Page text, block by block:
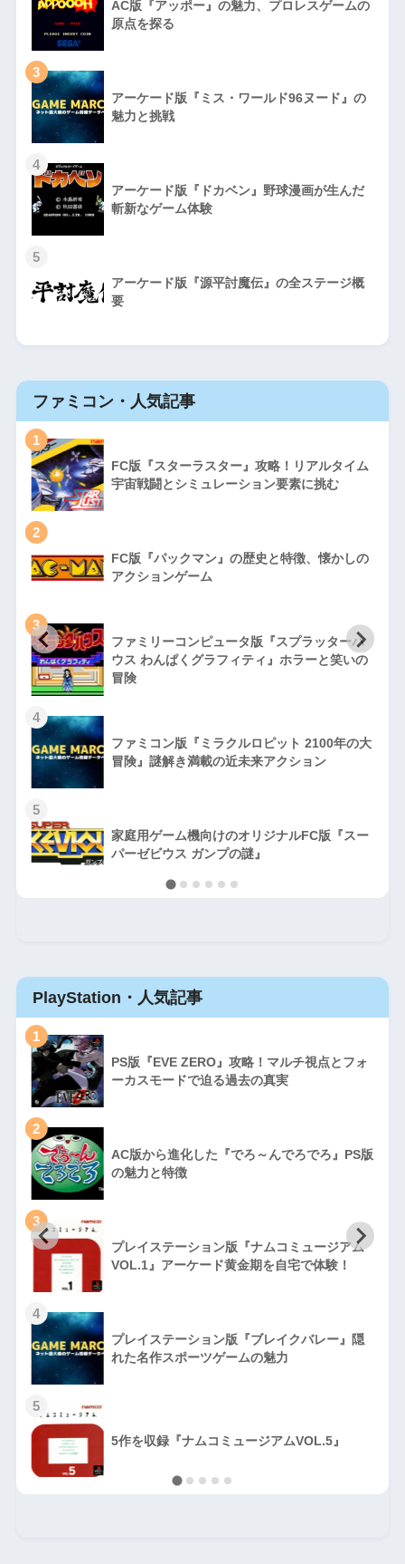
AC版『アッポー』の魅力、プロレスゲームの
原点を探る
3
アーケード版『ミス・ワールド96ヌード』の
魅力と挑戦
4
アーケード版『ドカベン』野球漫画が生んだ
斬新なゲーム体験
5
アーケード版『源平討魔伝』の全ステージ概
要
ファミコン・人気記事
1
FC版『スターラスター』攻略！リアルタイム
宇宙戦闘とシミュレーション要素に挑む
2
FC版『パックマン』の歴史と特徴、懐かしの
アクションゲーム
3
ファミリーコンピュータ版『スプラッターハ
ウス わんぱくグラフィティ』ホラーと笑いの
冒険
4
ファミコン版『ミラクルロピット 2100年の大
冒険』謎解き満載の近未来アクション
5
家庭用ゲーム機向けのオリジナルFC版『スー
パーゼビウス ガンプの謎』
PlayStation・人気記事
1
PS版『EVE ZERO』攻略！マルチ視点とフォ
ーカスモードで迫る過去の真実
2
AC版から進化した『でろ～んでろでろ』PS版
の魅力と特徴
3
プレイステーション版『ナムコミュージアム
VOL.1』アーケード黄金期を自宅で体験！
4
プレイステーション版『ブレイクバレー』隠
れた名作スポーツゲームの魅力
5
5作を収録『ナムコミュージアムVOL.5』